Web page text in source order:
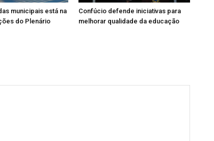
municipais está na
do Plenário
Confúcio defende iniciativas para
melhorar qualidade da educação